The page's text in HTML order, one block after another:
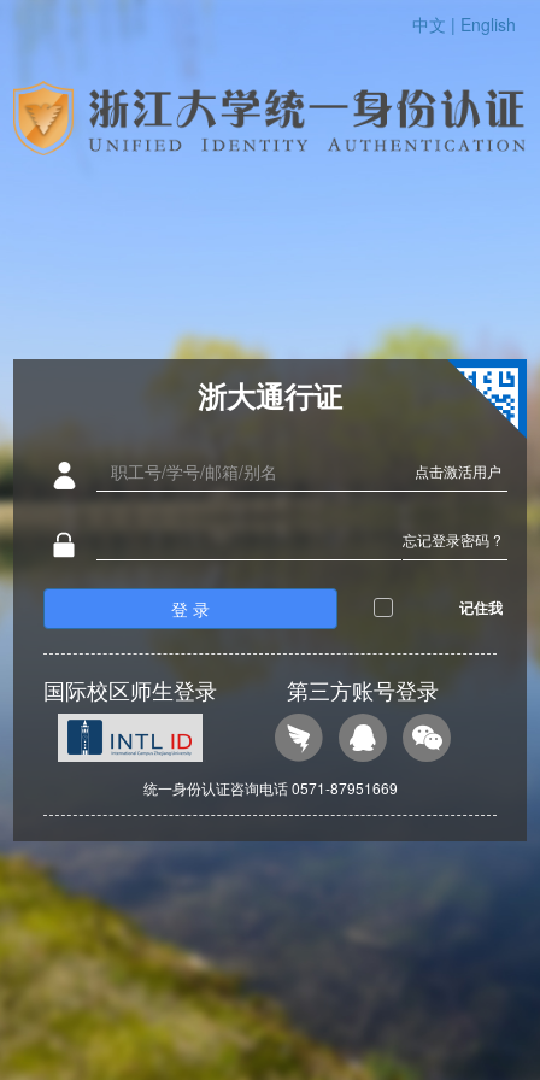
中文 | English
浙大通行证
点击激活用户
忘记登录密码 ?
登 录 记住我
国际校区师生登录 第三方账号登录
统一身份认证咨询电话 0571-87951669